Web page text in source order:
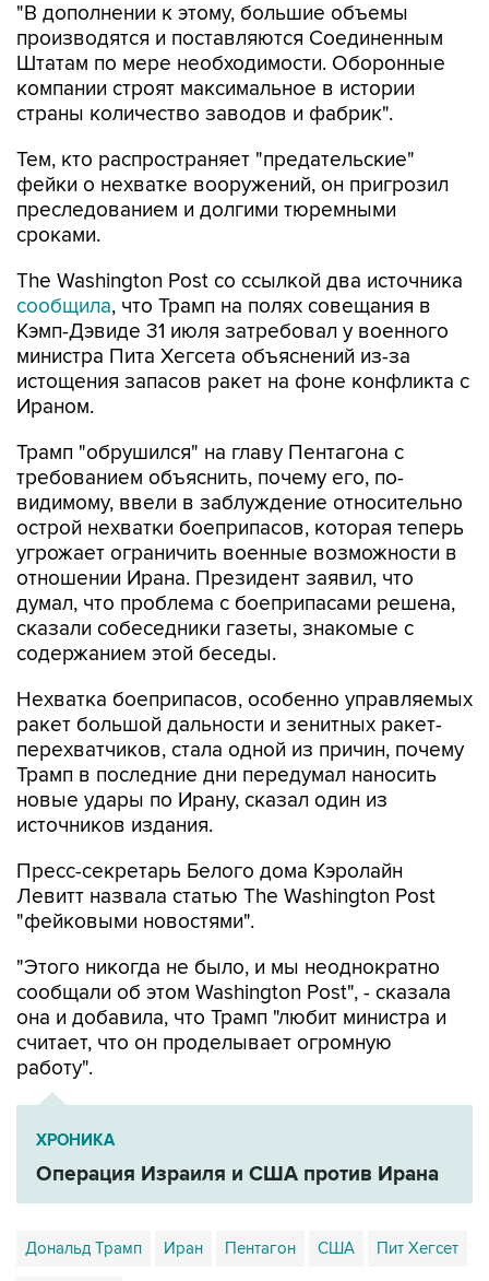
"В дополнении к этому, большие объемы
производятся и поставляются Соединенным
Штатам по мере необходимости. Оборонные
компании строят максимальное в истории
страны количество заводов и фабрик".
Тем, кто распространяет "предательские"
фейки о нехватке вооружений, он пригрозил
преследованием и долгими тюремными
сроками.
The Washington Post со ссылкой два источника
сообщила, что Трамп на полях совещания в
Кэмп-Дэвиде 31 июля затребовал у военного
министра Пита Хегсета объяснений из-за
истощения запасов ракет на фоне конфликта с
Ираном.
Трамп "обрушился" на главу Пентагона с
требованием объяснить, почему его, по-
видимому, ввели в заблуждение относительно
острой нехватки боеприпасов, которая теперь
угрожает ограничить военные возможности в
отношении Ирана. Президент заявил, что
думал, что проблема с боеприпасами решена,
сказали собеседники газеты, знакомые с
содержанием этой беседы.
Нехватка боеприпасов, особенно управляемых
ракет большой дальности и зенитных ракет-
перехватчиков, стала одной из причин, почему
Трамп в последние дни передумал наносить
новые удары по Ирану, сказал один из
источников издания.
Пресс-секретарь Белого дома Кэролайн
Левитт назвала статью The Washington Post
"фейковыми новостями".
"Этого никогда не было, и мы неоднократно
сообщали об этом Washington Post", - сказала
она и добавила, что Трамп "любит министра и
считает, что он проделывает огромную
работу".
ХРОНИКА
Операция Израиля и США против Ирана
Дональд Трамп Иран Пентагон США Пит Хегсет